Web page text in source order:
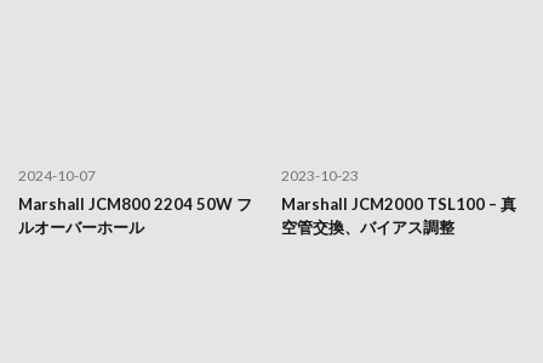
2024-10-07
Marshall JCM800 2204 50W フ
ルオーバーホール
2023-10-23
Marshall JCM2000 TSL100 – 真
空管交換、バイアス調整